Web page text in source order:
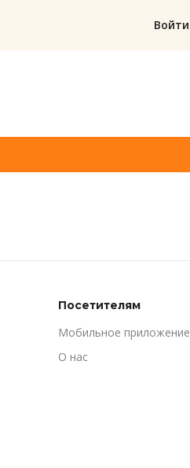
Войти
Посетителям
Мобильное приложение
О нас